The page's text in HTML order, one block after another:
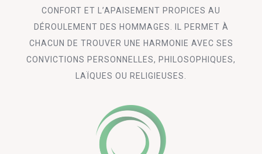
CONFORT ET L’APAISEMENT PROPICES AU
DÉROULEMENT DES HOMMAGES. IL PERMET À
CHACUN DE TROUVER UNE HARMONIE AVEC SES
CONVICTIONS PERSONNELLES, PHILOSOPHIQUES,
LAÏQUES OU RELIGIEUSES.